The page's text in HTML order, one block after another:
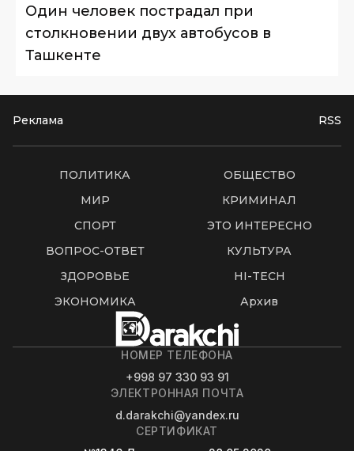
Один человек пострадал при
столкновении двух автобусов в
Ташкенте
Реклама RSS
ПОЛИТИКА
ОБЩЕСТВО
МИР
КРИМИНАЛ
СПОРТ
ЭТО ИНТЕРЕСНО
ВОПРОС-ОТВЕТ
КУЛЬТУРА
ЗДОРОВЬЕ
HI-TECH
ЭКОНОМИКА
Архив
НОМЕР ТЕЛЕФОНА
+998 97 330 93 91
ЭЛЕКТРОННАЯ ПОЧТА
d.darakchi@yandex.ru
СЕРТИФИКАТ